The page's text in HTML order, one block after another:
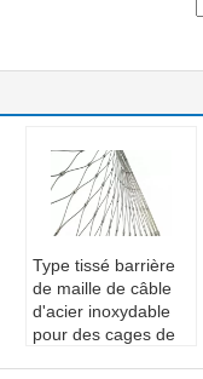
Type tissé barrière
de maille de câble
d'acier inoxydable
pour des cages de